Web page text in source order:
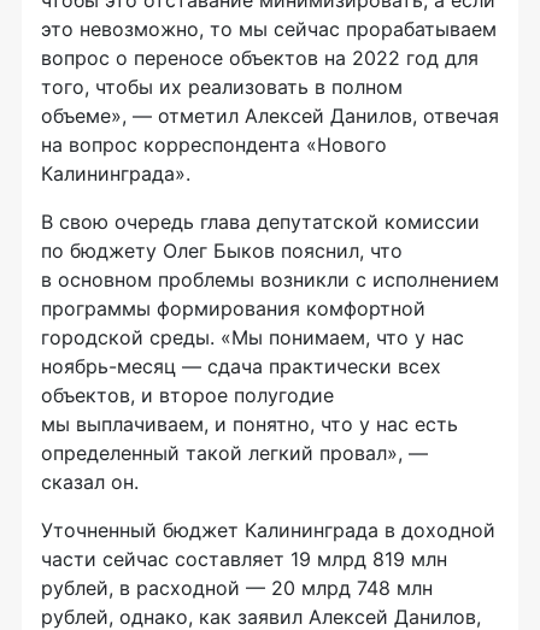
это невозможно, то мы сейчас прорабатываем
вопрос о переносе объектов на 2022 год для
того, чтобы их реализовать в полном
объеме», — отметил Алексей Данилов, отвечая
на вопрос корреспондента «Нового
Калининграда».
В свою очередь глава депутатской комиссии
по бюджету Олег Быков пояснил, что
в основном проблемы возникли с исполнением
программы формирования комфортной
городской среды. «Мы понимаем, что у нас
ноябрь-месяц — сдача практически всех
объектов, и второе полугодие
мы выплачиваем, и понятно, что у нас есть
определенный такой легкий провал», —
сказал он.
Уточненный бюджет Калининграда в доходной
части сейчас составляет 19 млрд 819 млн
рублей, в расходной — 20 млрд 748 млн
рублей, однако, как заявил Алексей Данилов,